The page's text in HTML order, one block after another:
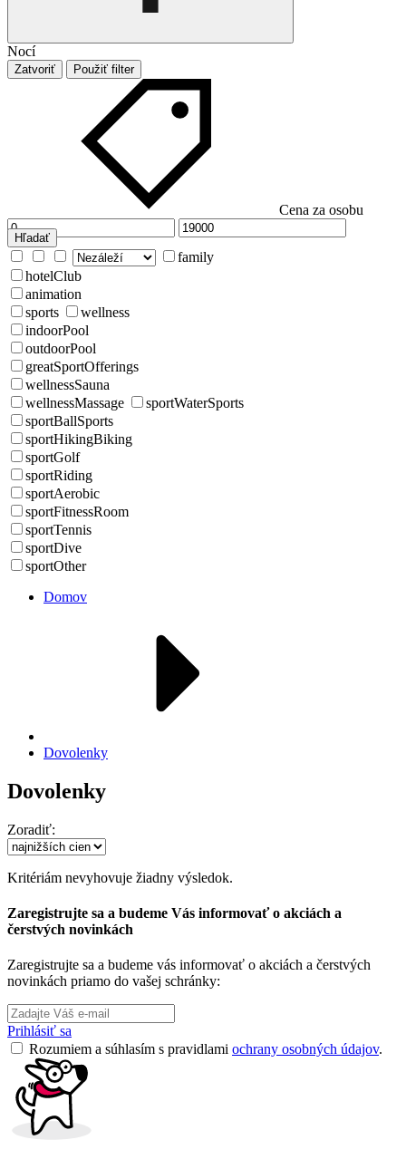
Nocí
Zatvoriť Použiť filter
Cena za osobu
Hľadať
family
hotelClub
animation
sports
wellness
indoorPool
outdoorPool
greatSportOfferings
wellnessSauna
wellnessMassage
sportWaterSports
sportBallSports
sportHikingBiking
sportGolf
sportRiding
sportAerobic
sportFitnessRoom
sportTennis
sportDive
sportOther
Domov
Dovolenky
Dovolenky
Zoradiť:
Kritériám nevyhovuje žiadny výsledok.
Zaregistrujte sa a budeme Vás informovať o akciách a
čerstvých novinkách
Zaregistrujte sa a budeme vás informovať o akciách a čerstvých
novinkách priamo do vašej schránky:
Prihlásiť sa
Rozumiem a súhlasím s pravidlami ochrany osobných údajov.